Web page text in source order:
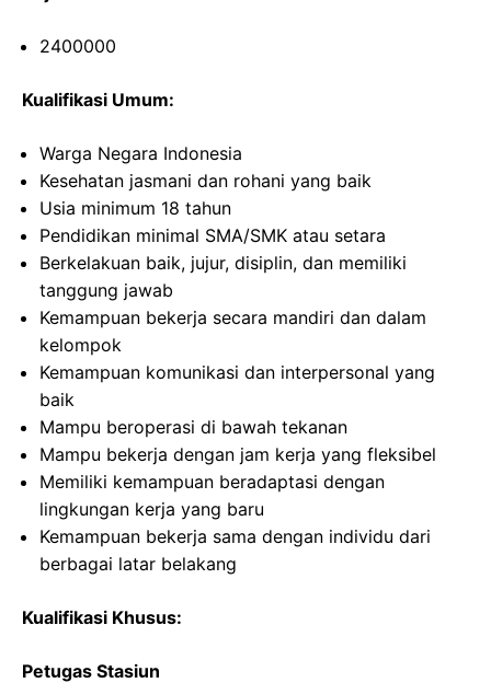
2400000
Kualifikasi Umum:
Warga Negara Indonesia
Kesehatan jasmani dan rohani yang baik
Usia minimum 18 tahun
Pendidikan minimal SMA/SMK atau setara
Berkelakuan baik, jujur, disiplin, dan memiliki
tanggung jawab
Kemampuan bekerja secara mandiri dan dalam
kelompok
Kemampuan komunikasi dan interpersonal yang
baik
Mampu beroperasi di bawah tekanan
Mampu bekerja dengan jam kerja yang fleksibel
Memiliki kemampuan beradaptasi dengan
lingkungan kerja yang baru
Kemampuan bekerja sama dengan individu dari
berbagai latar belakang
Kualifikasi Khusus:
Petugas Stasiun